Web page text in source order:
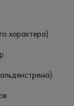
характера)